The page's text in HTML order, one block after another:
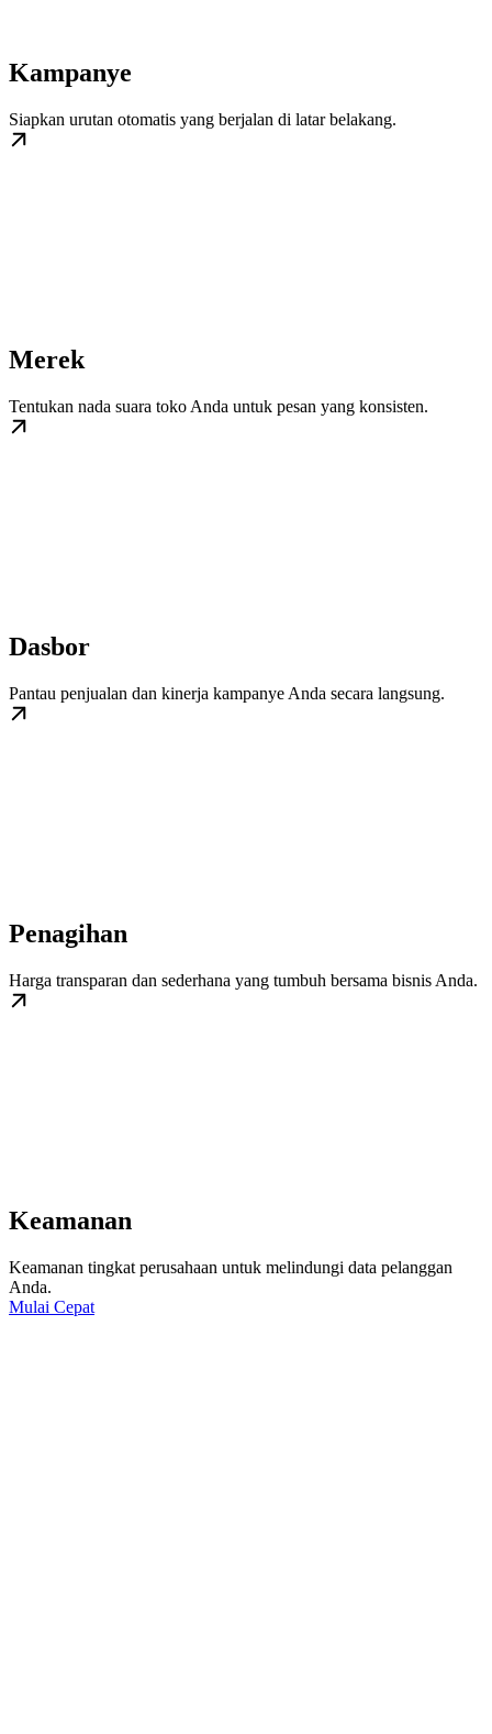
Kampanye
Siapkan urutan otomatis yang berjalan di latar belakang.
Merek
Tentukan nada suara toko Anda untuk pesan yang konsisten.
Dasbor
Pantau penjualan dan kinerja kampanye Anda secara langsung.
Penagihan
Harga transparan dan sederhana yang tumbuh bersama bisnis Anda.
Keamanan
Keamanan tingkat perusahaan untuk melindungi data pelanggan
Anda.
Mulai Cepat